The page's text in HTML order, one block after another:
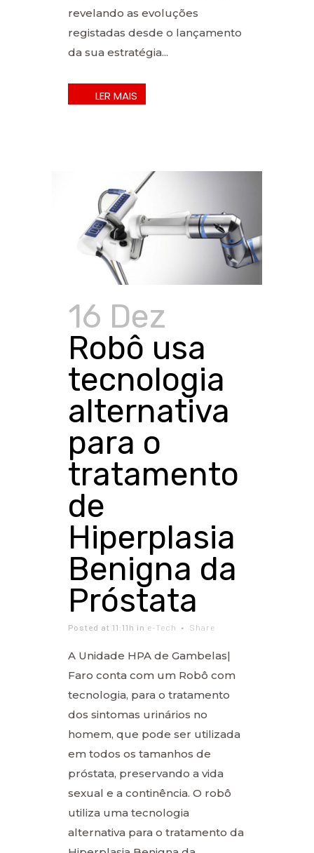
revelando as evoluções
registadas desde o lançamento
da sua estratégia...
16 Dez
Robô usa
tecnologia
alternativa
para o
tratamento
de
Hiperplasia
Benigna da
Próstata
Posted at 11:11h in e-Tech Share
A Unidade HPA de Gambelas|
Faro conta com um Robô com
tecnologia, para o tratamento
dos sintomas urinários no
homem, que pode ser utilizada
em todos os tamanhos de
próstata, preservando a vida
sexual e a continência. O robô
utiliza uma tecnologia
alternativa para o tratamento da